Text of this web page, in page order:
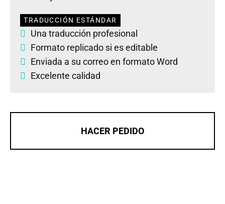
TRADUCCIÓN ESTÁNDAR
Una traducción profesional
Formato replicado si es editable
Enviada a su correo en formato Word
Excelente calidad
HACER PEDIDO